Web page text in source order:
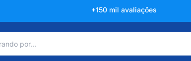
+150 mil avaliações